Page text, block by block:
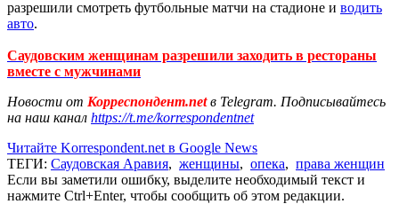
разрешили смотреть футбольные матчи на стадионе и водить
авто.
Саудовским женщинам разрешили заходить в рестораны
вместе с мужчинами
Новости от Корреспондент.netв Telegram. Подписывайтесь
на наш канал https://t.me/korrespondentnet
Читайте Korrespondent.net в Google News
ТЕГИ: Саудовская Аравия, женщины, опека, права женщин
Если вы заметили ошибку, выделите необходимый текст и
нажмите Ctrl+Enter, чтобы сообщить об этом редакции.